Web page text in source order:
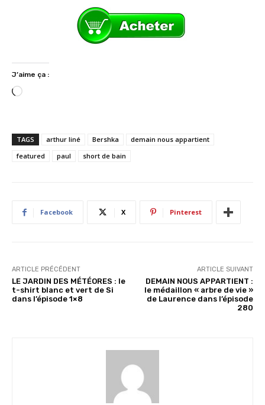
J’aime ça :
C
r
g
e
t
TAGS arthur liné Bershka
demain nous appartient
featured
paul short de bain
Facebook X Pinterest
ARTICLE PRÉCÉDENT
LE JARDIN DES MÉTÉORES : le
t-shirt blanc et vert de Si
dans l’épisode 1×8
ARTICLE SUIVANT
DEMAIN NOUS APPARTIENT :
le médaillon « arbre de vie »
de Laurence dans l’épisode
280